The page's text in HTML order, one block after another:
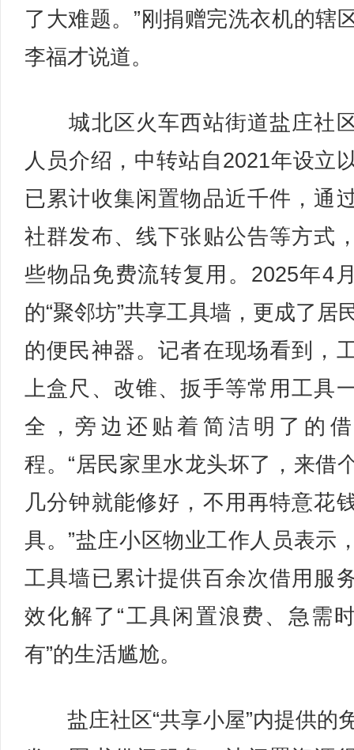
了大难题。”刚捐赠完洗衣机的辖
李福才说道。
城北区火车西站街道盐庄社
人员介绍，中转站自2021年设立
已累计收集闲置物品近千件，通
社群发布、线下张贴公告等方式
些物品免费流转复用。2025年4
的“聚邻坊”共享工具墙，更成了居
的便民神器。记者在现场看到，
上盒尺、改锥、扳手等常用工具
全，旁边还贴着简洁明了的
程。“居民家里水龙头坏了，来借
几分钟就能修好，不用再特意花
具。”盐庄小区物业工作人员表示
工具墙已累计提供百余次借用服
效化解了“工具闲置浪费、急需
有”的生活尴尬。
盐庄社区“共享小屋”内提供的